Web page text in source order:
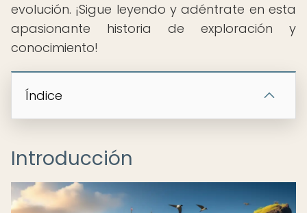
evolución. ¡Sigue leyendo y adéntrate en esta
apasionante historia de exploración y
conocimiento!
Índice
Introducción